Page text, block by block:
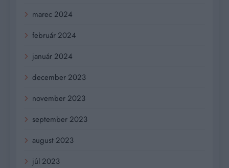
marec 2024
február 2024
január 2024
december 2023
november 2023
september 2023
august 2023
júl 2023